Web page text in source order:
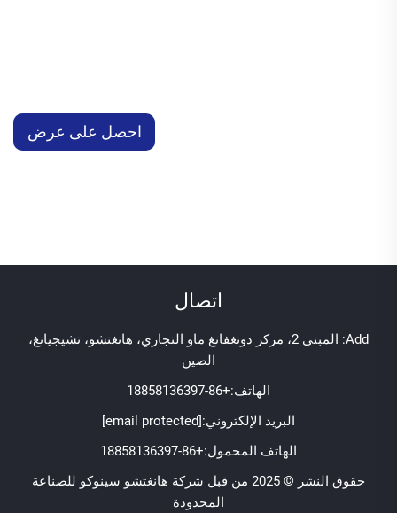
احصل على عرض
اتصال
Add: المبنى 2، مركز دونغفانغ ماو التجاري، هانغتشو، تشيجيانغ،
الصين
الهاتف:+86-18858136397
البريد الإلكتروني:[email protected]
الهاتف المحمول:+86-18858136397
حقوق النشر © 2025 من قبل شركة هانغتشو سينوكو للصناعة
المحدودة